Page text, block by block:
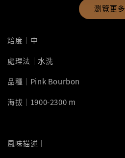
瀏覽更多
焙度｜中
處理法｜水洗
品種｜Pink Bourbon
海拔｜1900-2300 m
風味描述｜